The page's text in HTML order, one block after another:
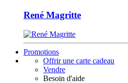
René Magritte
Promotions
Offrir une carte cadeau
Vendre
Besoin d'aide